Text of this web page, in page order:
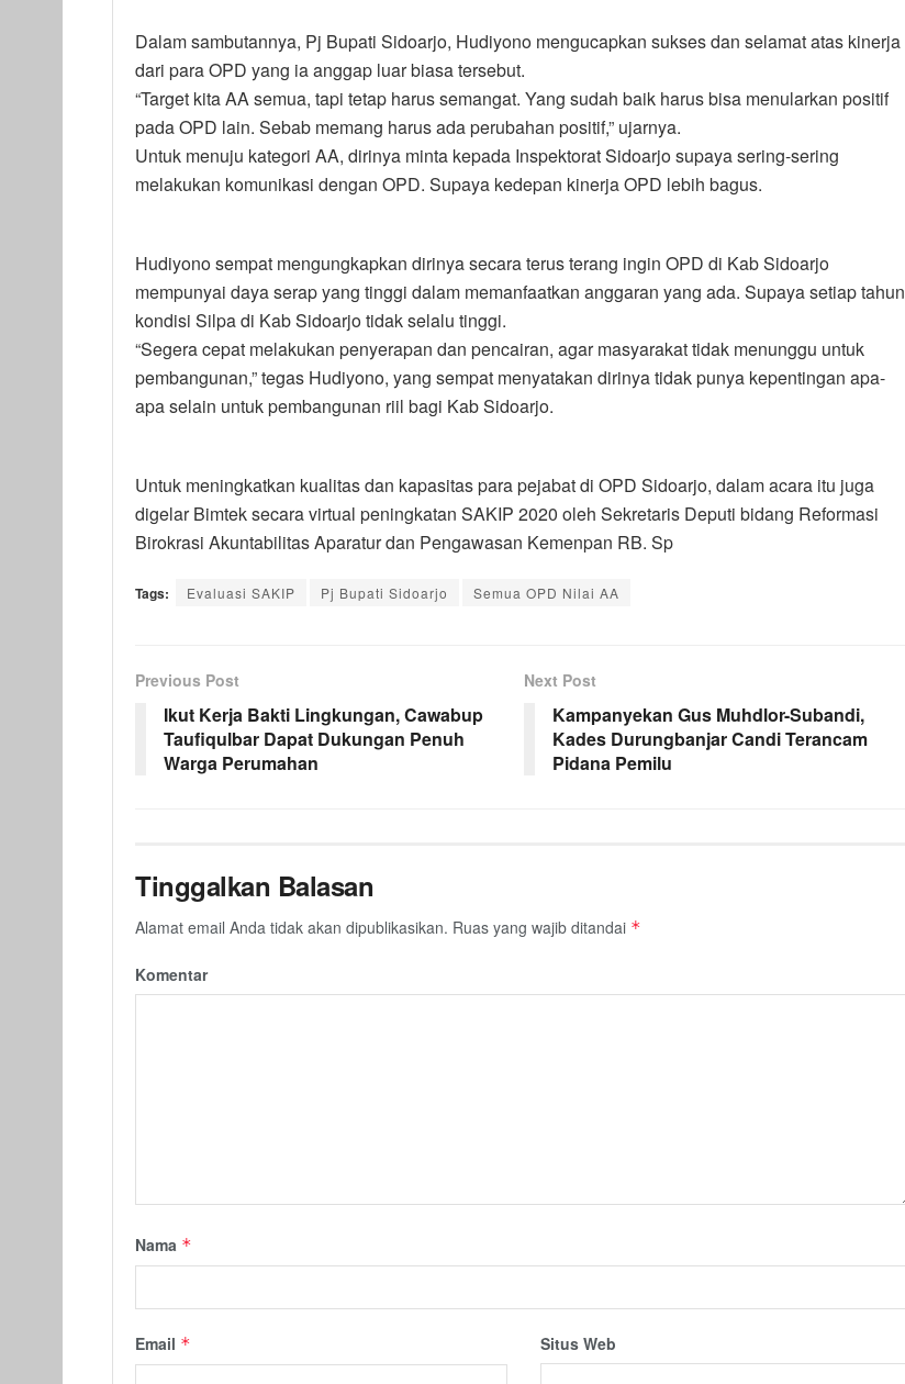
Dalam sambutannya, Pj Bupati Sidoarjo, Hudiyono mengucapkan sukses dan selamat atas kinerja
dari para OPD yang ia anggap luar biasa tersebut.
“Target kita AA semua, tapi tetap harus semangat. Yang sudah baik harus bisa menularkan positif
pada OPD lain. Sebab memang harus ada perubahan positif,” ujarnya.
Untuk menuju kategori AA, dirinya minta kepada Inspektorat Sidoarjo supaya sering-sering
melakukan komunikasi dengan OPD. Supaya kedepan kinerja OPD lebih bagus.
Hudiyono sempat mengungkapkan dirinya secara terus terang ingin OPD di Kab Sidoarjo
mempunyai daya serap yang tinggi dalam memanfaatkan anggaran yang ada. Supaya setiap tahun
kondisi Silpa di Kab Sidoarjo tidak selalu tinggi.
“Segera cepat melakukan penyerapan dan pencairan, agar masyarakat tidak menunggu untuk
pembangunan,” tegas Hudiyono, yang sempat menyatakan dirinya tidak punya kepentingan apa-
apa selain untuk pembangunan riil bagi Kab Sidoarjo.
Untuk meningkatkan kualitas dan kapasitas para pejabat di OPD Sidoarjo, dalam acara itu juga
digelar Bimtek secara virtual peningkatan SAKIP 2020 oleh Sekretaris Deputi bidang Reformasi
Birokrasi Akuntabilitas Aparatur dan Pengawasan Kemenpan RB. Sp
Tags: Evaluasi SAKIP Pj Bupati Sidoarjo Semua OPD Nilai AA
Previous Post
Ikut Kerja Bakti Lingkungan, Cawabup
Taufiqulbar Dapat Dukungan Penuh
Warga Perumahan
Next Post
Kampanyekan Gus Muhdlor-Subandi,
Kades Durungbanjar Candi Terancam
Pidana Pemilu
Tinggalkan Balasan
Alamat email Anda tidak akan dipublikasikan. Ruas yang wajib ditandai *
Komentar
Nama *
Email * Situs Web